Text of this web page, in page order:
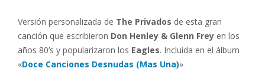
Versión personalizada de The Privados de esta gran
canción que escribieron Don Henley & Glenn Frey en los
años 80’s y popularizaron los Eagles. Incluida en el álbum
«Doce Canciones Desnudas (Mas Una)»